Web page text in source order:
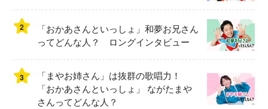
2
「おかあさんといっしょ」和夢お兄さん
ってどんな人？ ロングインタビュー
3
「まやお姉さん」は抜群の歌唱力！
「おかあさんといっしょ」 ながたまや
さんってどんな人？